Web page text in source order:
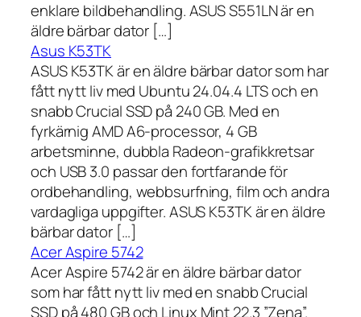
enklare bildbehandling. ASUS S551LN är en
äldre bärbar dator […]
Asus K53TK
ASUS K53TK är en äldre bärbar dator som har
fått nytt liv med Ubuntu 24.04.4 LTS och en
snabb Crucial SSD på 240 GB. Med en
fyrkärnig AMD A6-processor, 4 GB
arbetsminne, dubbla Radeon-grafikkretsar
och USB 3.0 passar den fortfarande för
ordbehandling, webbsurfning, film och andra
vardagliga uppgifter. ASUS K53TK är en äldre
bärbar dator […]
Acer Aspire 5742
Acer Aspire 5742 är en äldre bärbar dator
som har fått nytt liv med en snabb Crucial
SSD på 480 GB och Linux Mint 22.3 ”Zena”.